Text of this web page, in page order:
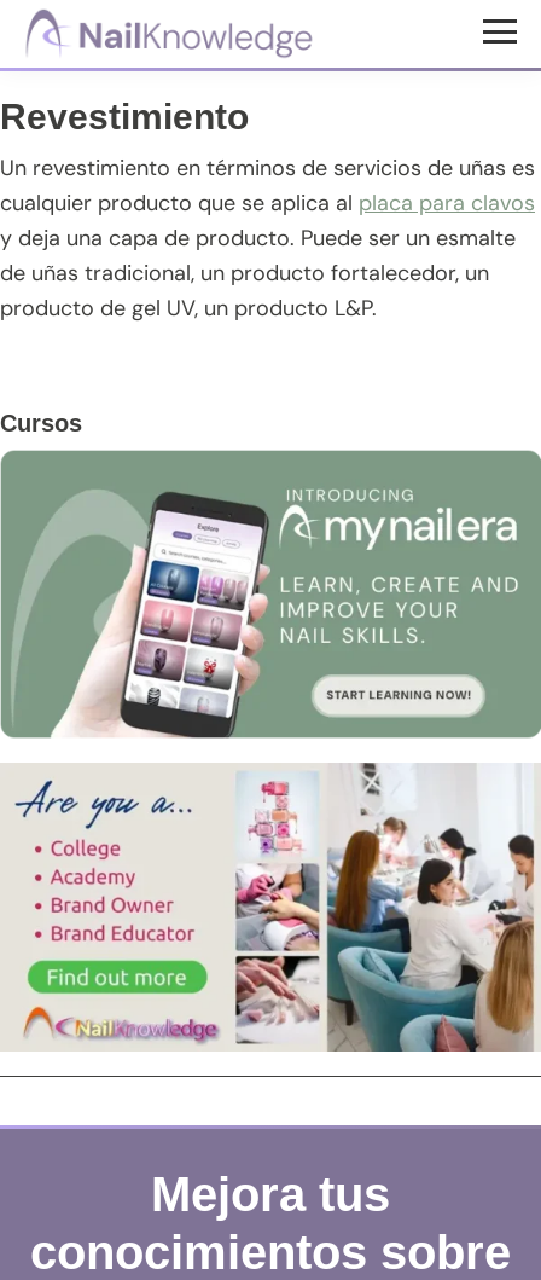
Saltar
principal
Saltar
barra
lateral
principal
Saltar
de
página
Conocimientos
de
uñas
Revestimiento
Un revestimiento en términos de servicios de uñas es
cualquier producto que se aplica al placa para clavos
y deja una capa de producto. Puede ser un esmalte
de uñas tradicional, un producto fortalecedor, un
producto de gel UV, un producto L&P.
Barra
lateral
principal
Cursos
Mejora tus
conocimientos sobre